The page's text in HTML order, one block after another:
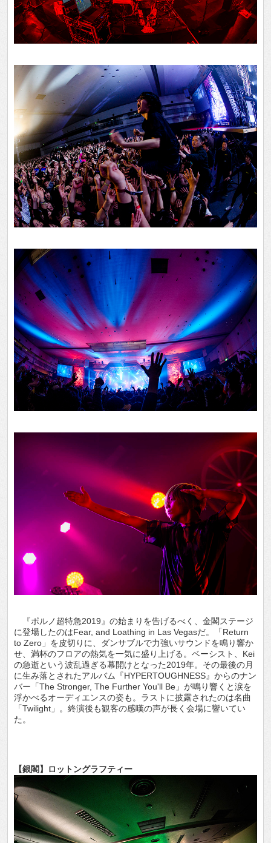
『ポルノ超特急2019』の始まりを告げるべく、金閣ステージ
に登場したのはFear, and Loathing in Las Vegasだ。「Return
to Zero」を皮切りに、ダンサブルで力強いサウンドを鳴り響か
せ、満杯のフロアの熱気を一気に盛り上げる。ベーシスト、Kei
の急逝という波乱過ぎる幕開けとなった2019年。その最後の月
に生み落とされたアルバム『HYPERTOUGHNESS』からのナン
バー「The Stronger, The Further You'll Be」が鳴り響くと涙を
浮かべるオーディエンスの姿も。ラストに披露されたのは名曲
「Twilight」。終演後も観客の感嘆の声が長く会場に響いてい
た。
【銀閣】ロットングラフティー